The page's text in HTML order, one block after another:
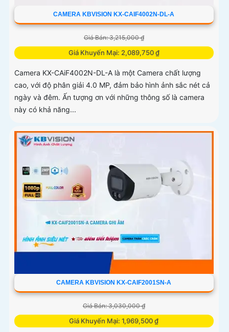
CAMERA KBVISION KX-CAIF4002N-DL-A
Giá Bán: 3,215,000 ₫
Giá Khuyến Mại: 2,089,750 ₫
Camera KX-CAiF4002N-DL-A là một Camera chất lượng
cao, với độ phân giải 4.0 MP, đảm bảo hình ảnh sắc nét cả
ngày và đêm. Ấn tượng ơn với những thông số là camera
này có khả năng...
CAMERA KBVISION KX-CAIF2001SN-A
Giá Bán: 3,030,000 ₫
Giá Khuyến Mại: 1,969,500 ₫